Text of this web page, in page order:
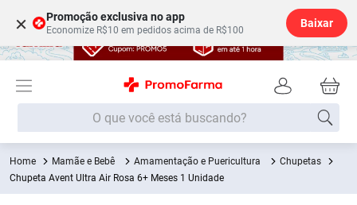
× Promoção exclusiva no app
Economize R$10 em pedidos acima de R$100
Baixar
O que você está buscando?
Mamãe e Bebê Amamentação e Puericultura
Chupetas
Chupeta Avent Ultra Air Rosa 6+ Meses 1 Unidade
Termos mais buscados
1º Fralda